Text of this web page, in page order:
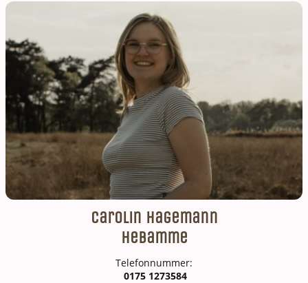
Carolin Hagemann
Hebamme
Telefonnummer:
0175 1273584